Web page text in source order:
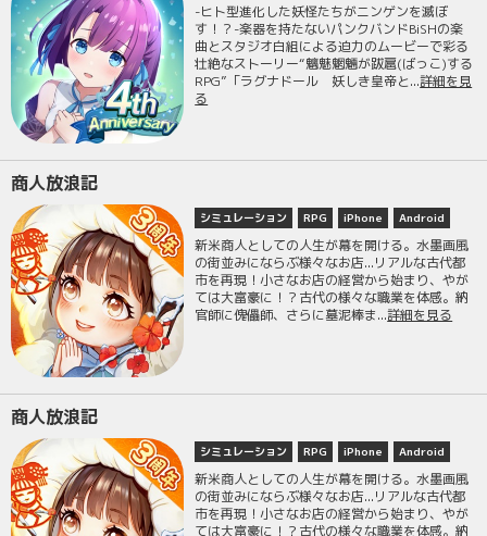
-ヒト型進化した妖怪たちがニンゲンを滅ぼ
す！？-楽器を持たないパンクバンドBiSHの楽
曲とスタジオ白組による迫力のムービーで彩る
壮絶なストーリー“魑魅魍魎が跋扈(ばっこ)する
RPG”「ラグナドール 妖しき皇帝と...詳細を見
る
商人放浪記
シミュレーション RPG iPhone Android
新米商人としての人生が幕を開ける。水墨画風
の街並みにならぶ様々なお店...リアルな古代都
市を再現！小さなお店の経営から始まり、やが
ては大富豪に！？古代の様々な職業を体感。納
官師に傀儡師、さらに墓泥棒ま...詳細を見る
商人放浪記
シミュレーション RPG iPhone Android
新米商人としての人生が幕を開ける。水墨画風
の街並みにならぶ様々なお店...リアルな古代都
市を再現！小さなお店の経営から始まり、やが
ては大富豪に！？古代の様々な職業を体感。納